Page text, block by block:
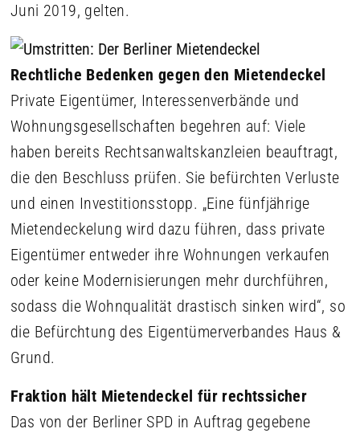
Juni 2019, gelten.
Rechtliche Bedenken gegen den Mietendeckel
Private Eigentümer, Interessenverbände und
Wohnungsgesellschaften begehren auf: Viele
haben bereits Rechtsanwaltskanzleien beauftragt,
die den Beschluss prüfen. Sie befürchten Verluste
und einen Investitionsstopp. „Eine fünfjährige
Mietendeckelung wird dazu führen, dass private
Eigentümer entweder ihre Wohnungen verkaufen
oder keine Modernisierungen mehr durchführen,
sodass die Wohnqualität drastisch sinken wird“, so
die Befürchtung des Eigentümerverbandes Haus &
Grund.
Fraktion hält Mietendeckel für rechtssicher
Das von der Berliner SPD in Auftrag gegebene